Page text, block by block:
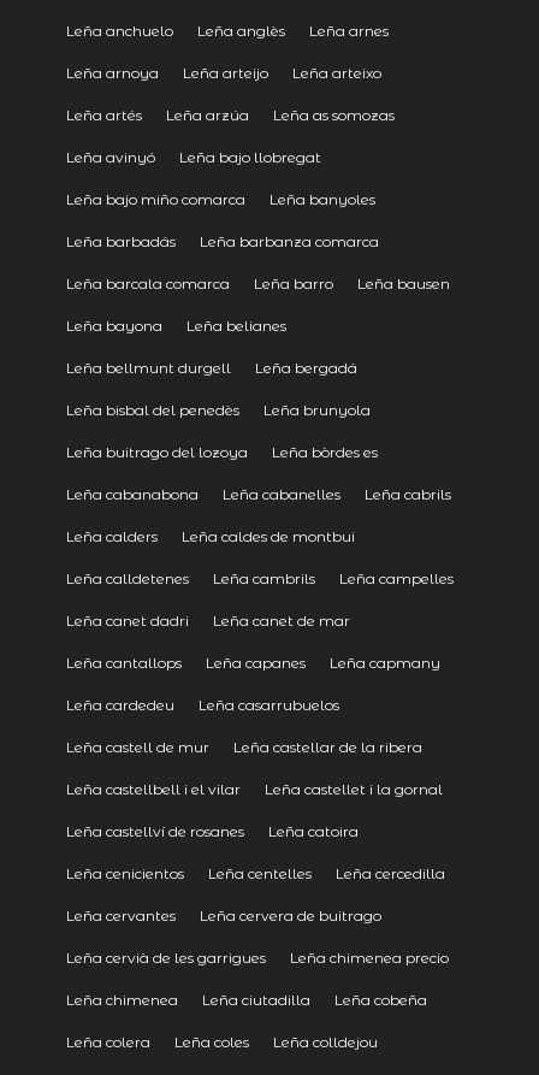
Leña anchuelo Leña anglès Leña arnes
Leña arnoya Leña arteijo Leña arteixo
Leña artés Leña arzúa Leña as somozas
Leña avinyó Leña bajo llobregat
Leña bajo miño comarca Leña banyoles
Leña barbadás Leña barbanza comarca
Leña barcala comarca Leña barro Leña bausen
Leña bayona Leña belianes
Leña bellmunt durgell Leña bergadá
Leña bisbal del penedès Leña brunyola
Leña buitrago del lozoya Leña bòrdes es
Leña cabanabona Leña cabanelles Leña cabrils
Leña calders Leña caldes de montbui
Leña calldetenes Leña cambrils Leña campelles
Leña canet dadri Leña canet de mar
Leña cantallops Leña capanes Leña capmany
Leña cardedeu Leña casarrubuelos
Leña castell de mur Leña castellar de la ribera
Leña castellbell i el vilar Leña castellet i la gornal
Leña castellví de rosanes Leña catoira
Leña cenicientos Leña centelles Leña cercedilla
Leña cervantes Leña cervera de buitrago
Leña cervià de les garrigues Leña chimenea precio
Leña chimenea Leña ciutadilla Leña cobeña
Leña colera Leña coles Leña colldejou